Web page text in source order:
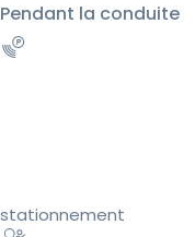
Pendant la conduite
stationnement